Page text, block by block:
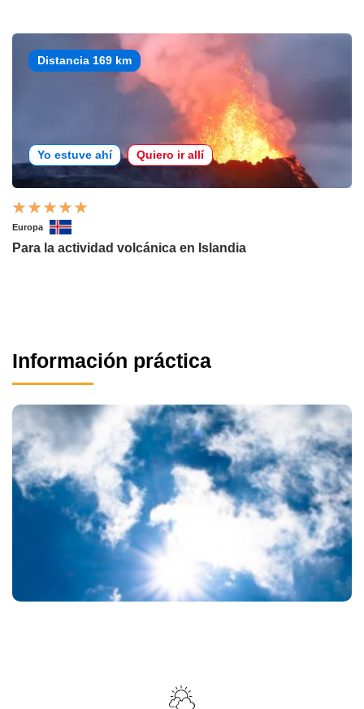
Distancia 169 km
Yo estuve ahí Quiero ir allí
Europa
Para la actividad volcánica en Islandia
Información práctica